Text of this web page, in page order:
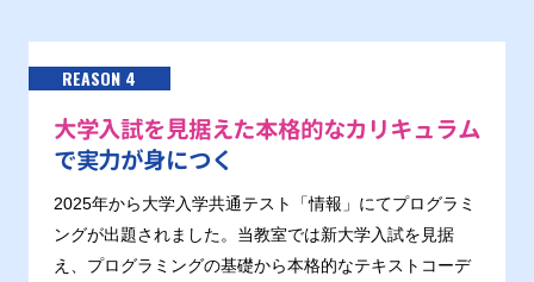
REASON 4
大学入試を見据えた本格的なカリキュラム
で実力が身につく
2025年から大学入学共通テスト「情報」にてプログラミ
ングが出題されました。当教室では新大学入試を見据
え、プログラミングの基礎から本格的なテキストコーデ